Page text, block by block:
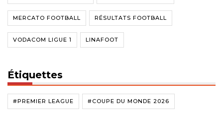
MERCATO FOOTBALL RÉSULTATS FOOTBALL
VODACOM LIGUE 1 LINAFOOT
Étiquettes
#PREMIER LEAGUE #COUPE DU MONDE 2026